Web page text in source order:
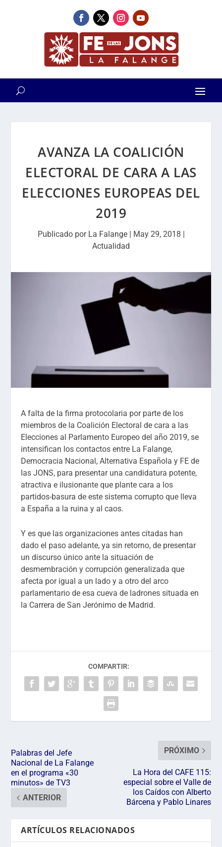
AVANZA LA COALICIÓN
ELECTORAL DE CARA A LAS
ELECCIONES EUROPEAS DEL
2019
Publicado por La Falange| May 29, 2018 |
Actualidad
A falta de la firma protocolaria por parte de los
miembros de la Coalición Electoral de cara a las
Elecciones al Parlamento Europeo del año 2019, se
intensifican los contactos entre La Falange,
Democracia Nacional, Alternativa Española y FE de
las JONS, para presentar una candidatura potente,
atractiva e ilusionante que plante cara a los
partidos-basura de este sistema corrupto que lleva
a España a la ruina y al caos.
Y es que las organizaciones antes citadas han
dado el paso adelante, ya sin retorno, de presentar
un discurso único ante la situación de
desmembración y corrupción generalizada que
afecta por igual a un lado y a otro del arco
parlamentario de esa cueva de ladrones situada en
la Carrera de San Jerónimo de Madrid.
COMPARTIR:
Palabras del Jefe
Nacional de La Falange
en el programa «30
minutos» de TV3
ANTERIOR
PRÓXIMO
La Hora del CAFE 115:
especial sobre el Valle de
los Caídos con Alberto
Bárcena y Pablo Linares
ARTÍCULOS RELACIONADOS